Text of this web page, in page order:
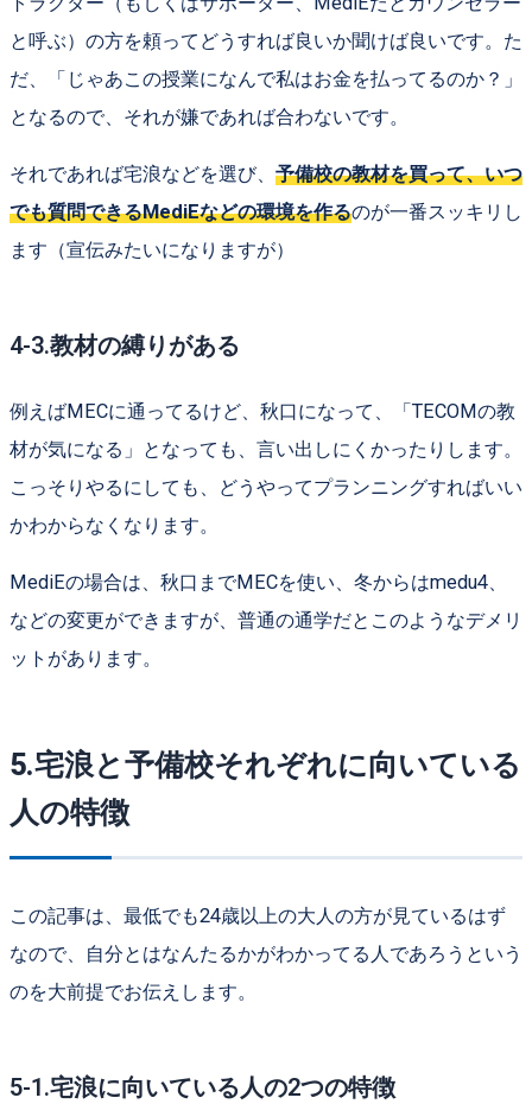
と呼ぶ）の方を頼ってどうすれば良いか聞けば良いです。た
だ、「じゃあこの授業になんで私はお金を払ってるのか？」
となるので、それが嫌であれば合わないです。
それであれば宅浪などを選び、 予備校の教材を買って、いつ
でも質問できるMediEなどの環境を作るのが一番スッキリし
ます（宣伝みたいになりますが）
4-3.教材の縛りがある
例えばMECに通ってるけど、秋口になって、「TECOMの教
材が気になる」となっても、言い出しにくかったりします。
こっそりやるにしても、どうやってプランニングすればいい
かわからなくなります。
MediEの場合は、秋口までMECを使い、冬からはmedu4、
などの変更ができますが、普通の通学だとこのようなデメリ
ットがあります。
5.宅浪と予備校それぞれに向いている
人の特徴
この記事は、最低でも24歳以上の大人の方が見ているはず
なので、自分とはなんたるかがわかってる人であろうという
のを大前提でお伝えします。
5-1.宅浪に向いている人の2つの特徴